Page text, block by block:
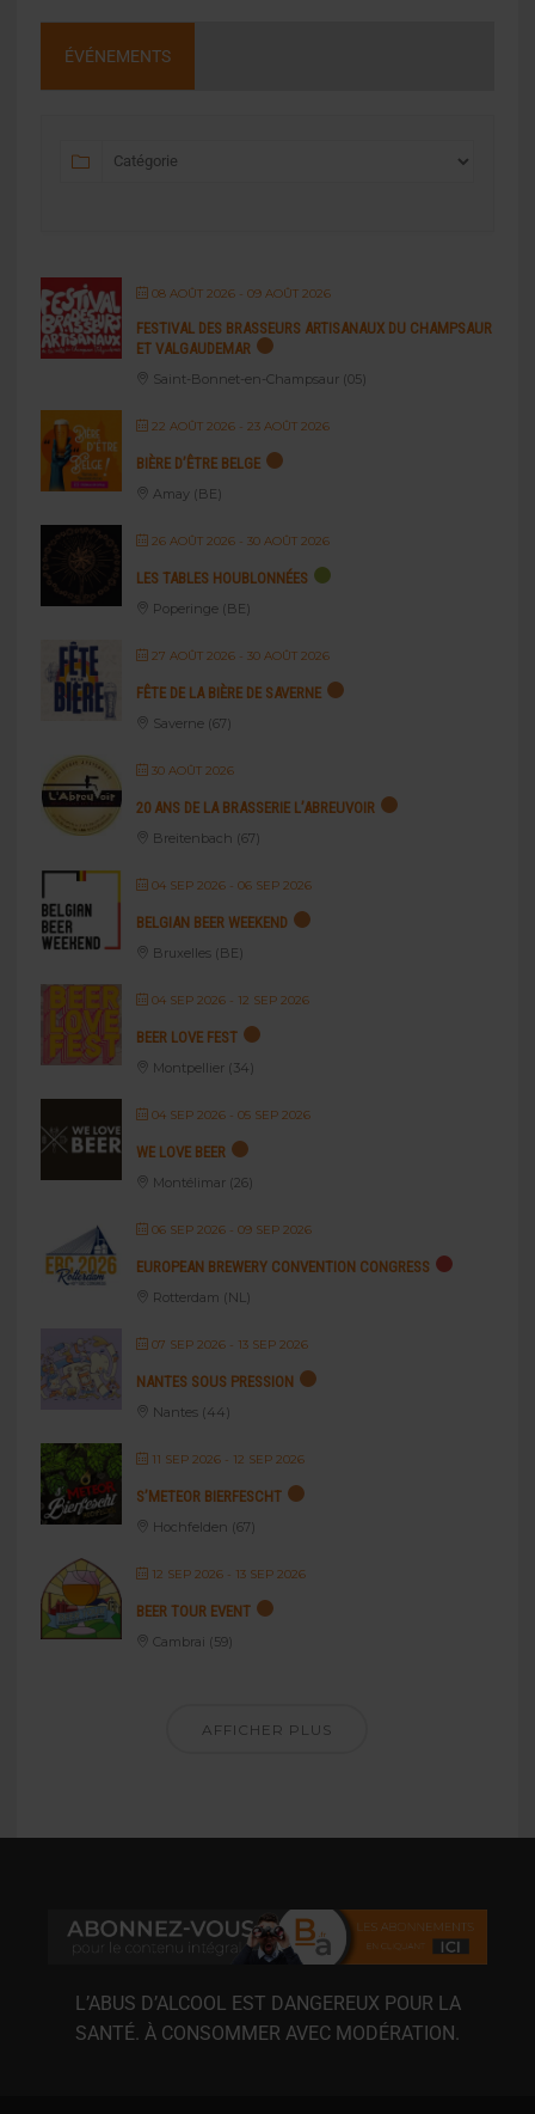
ÉVÉNEMENTS
08 AOÛT 2026- 09 AOÛT 2026
FESTIVAL DES BRASSEURS ARTISANAUX DU CHAMPSAUR
ET VALGAUDEMAR
Saint-Bonnet-en-Champsaur (05)
22 AOÛT 2026- 23 AOÛT 2026
BIÈRE D’ÊTRE BELGE
Amay (BE)
26 AOÛT 2026- 30 AOÛT 2026
LES TABLES HOUBLONNÉES
Poperinge (BE)
27 AOÛT 2026- 30 AOÛT 2026
FÊTE DE LA BIÈRE DE SAVERNE
Saverne (67)
30 AOÛT 2026
20 ANS DE LA BRASSERIE L’ABREUVOIR
Breitenbach (67)
04 SEP 2026- 06 SEP 2026
BELGIAN BEER WEEKEND
Bruxelles (BE)
04 SEP 2026- 12 SEP 2026
BEER LOVE FEST
Montpellier (34)
04 SEP 2026- 05 SEP 2026
WE LOVE BEER
Montélimar (26)
06 SEP 2026- 09 SEP 2026
EUROPEAN BREWERY CONVENTION CONGRESS
Rotterdam (NL)
07 SEP 2026- 13 SEP 2026
NANTES SOUS PRESSION
Nantes (44)
11 SEP 2026- 12 SEP 2026
S’METEOR BIERFESCHT
Hochfelden (67)
12 SEP 2026- 13 SEP 2026
BEER TOUR EVENT
Cambrai (59)
AFFICHER PLUS
L’ABUS D’ALCOOL EST DANGEREUX POUR LA
SANTÉ. À CONSOMMER AVEC MODÉRATION.